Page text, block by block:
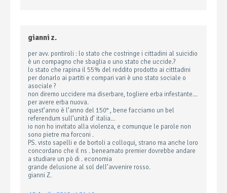
gianni z.
per avv. pontiroli : lo stato che costringe i cittadini al suicidio
è un compagno che sbaglia o uno stato che uccide.?
lo stato che rapina il 55% del reddito prodotto ai citttadini
per donarlo ai partiti e compari vari è uno stato sociale o
asociale ?
non diremo uccidere ma diserbare, togliere erba infestante…
per avere erba nuova.
quest’anno è l’anno del 150° , bene facciamo un bel
referendum sull’unità d’ italia…
io non ho invitato alla violenza, e comunque le parole non
sono pietre ma forconi .
PS. visto sapelli e de bortoli a colloqui, strano ma anche loro
concordano che il ns . beneamato premier dovrebbe andare
a studiare un pò di . economia
grande delusione al sol dell’avvenire rosso.
gianni Z.